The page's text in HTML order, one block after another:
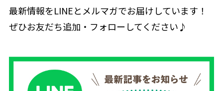
最新情報をLINEとメルマガでお届けしています！
ぜひお友だち追加・フォローしてください♪